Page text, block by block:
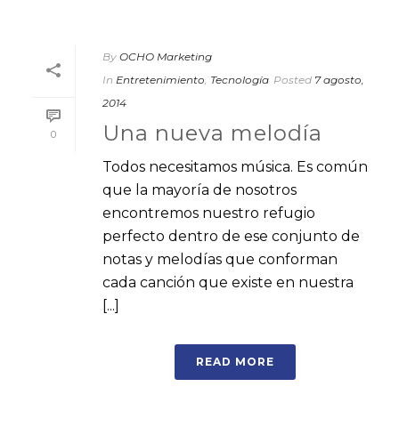
0
By OCHO Marketing
In Entretenimiento, Tecnología Posted 7 agosto,
2014
Una nueva melodía
Todos necesitamos música. Es común
que la mayoría de nosotros
encontremos nuestro refugio
perfecto dentro de ese conjunto de
notas y melodías que conforman
cada canción que existe en nuestra
[...]
READ MORE